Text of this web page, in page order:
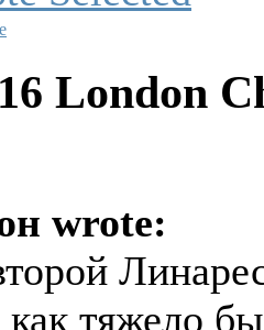
London
wrote:
тяжело